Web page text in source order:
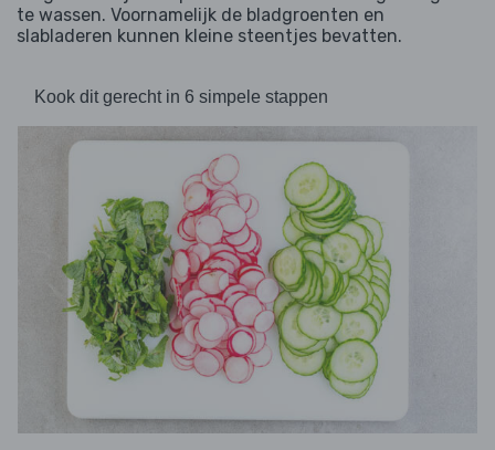
te wassen. Voornamelijk de bladgroenten en
slabladeren kunnen kleine steentjes bevatten.
Kook dit gerecht in 6 simpele stappen